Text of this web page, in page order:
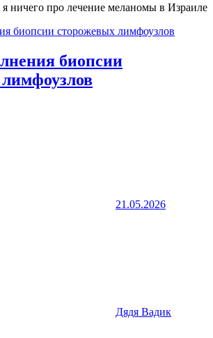
я ничего про лечение меланомы в Израиле
биопсии
21.05.2026
Дядя Вадик